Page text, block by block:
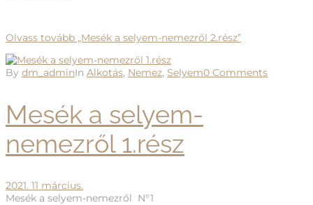
Olvass tovább „Mesék a selyem-nemezről 2.rész”
By dm_adminIn Alkotás, Nemez, Selyem0 Comments
Mesék a selyem-
nemezről 1.rész
2021. 11 március.
Mesék a selyem-nemezről N°1